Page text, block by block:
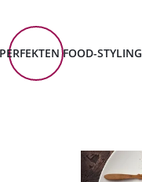
FOOD-STYLING